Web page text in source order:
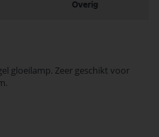
Overig
gloeilamp. Zeer geschikt voor